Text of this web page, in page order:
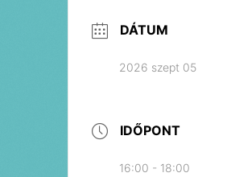
DÁTUM
2026 szept 05
IDŐPONT
16:00 - 18:00